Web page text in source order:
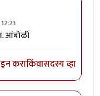
अवलिया
आंबोळी
कराकिंवासदस्य व्हा